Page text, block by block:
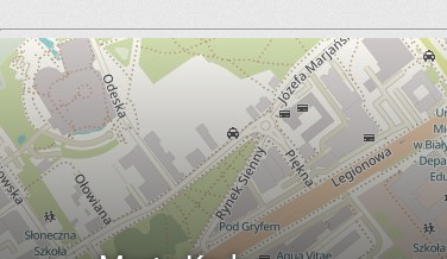
ARCHIWUM PRAC DYPLOMOWYCH